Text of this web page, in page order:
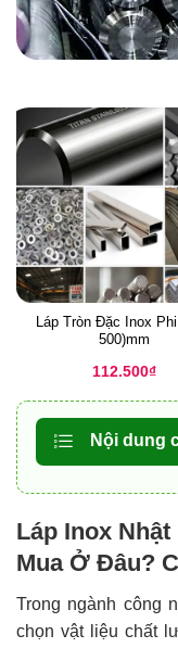
Láp Tròn Đặc Inox
500)mm
112.500₫
Nội dung
Láp Inox Nhật
Mua Ở Đâu?
Trong ngành công
chọn vật liệu chất